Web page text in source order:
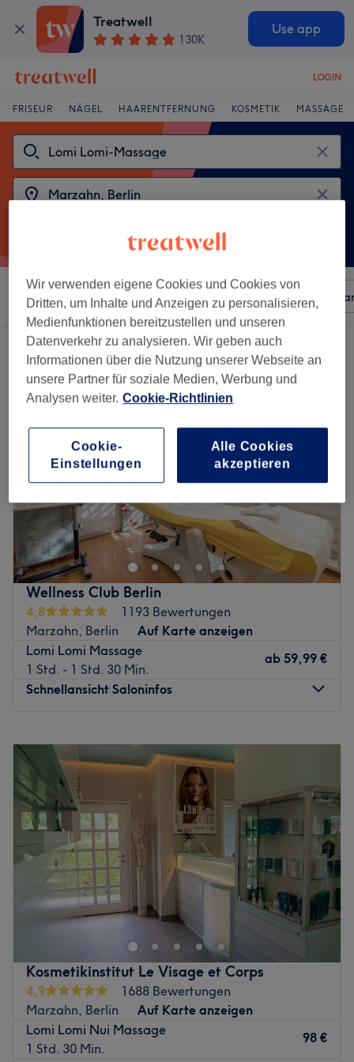
Treatwell
130K
Use app
LOGIN
FRISEUR NÄGEL HAARENTFERNUNG KOSMETIK MASSAGE
Sortieren nach Beliebiger Preis Besonderheiten
2 Salons die anbieten:lomi lomi-massagen in Marzahn, Berlin
Wellness Club Berlin
4,8
1193 Bewertungen
Marzahn, Berlin
Auf Karte anzeigen
Lomi Lomi Massage
1 Std. - 1 Std. 30 Min.
ab 59,99 €
Schnellansicht Saloninfos
Dienstag
Mittwoch
Donnerstag
19:00
Freitag
10:00 –
Samstag
10:00
16:00
Sonntag
Geschlossen
Im Wellnessclub Berlin in Marzahn findest du die
Erholung, nach der du suchst. Neben wohltuenden
Massagen werden dir hier dauerhafte Laser-
Haarentfernung und und hochwirksame
Gesichtsbehandlungen angeboten. Durch die gute Lage
ist der Salon wunderbar einfach mit öffentlichen
Verkehrsmitteln zu erreichen. Buche jetzt deinen
Wunschtermin und deine Wunschbehandlung ganz
einfach und schnell online mit Treatwell und tu dir etwas
Gutes!
Kosmetikinstitut Le Visage et Corps
4,9
1688 Bewertungen
Marzahn, Berlin
Auf Karte anzeigen
Lomi Lomi Nui Massage
1 Std. 30 Min.
98 €
Wir verwenden eigene Cookies und Cookies von
Dritten, um Inhalte und Anzeigen zu personalisieren,
Medienfunktionen bereitzustellen und unseren
Datenverkehr zu analysieren. Wir geben auch
Informationen über die Nutzung unserer Webseite an
unsere Partner für soziale Medien, Werbung und
Analysen weiter. Cookie-Richtlinien
Cookie-
Einstellungen
Alle Cookies
akzeptieren